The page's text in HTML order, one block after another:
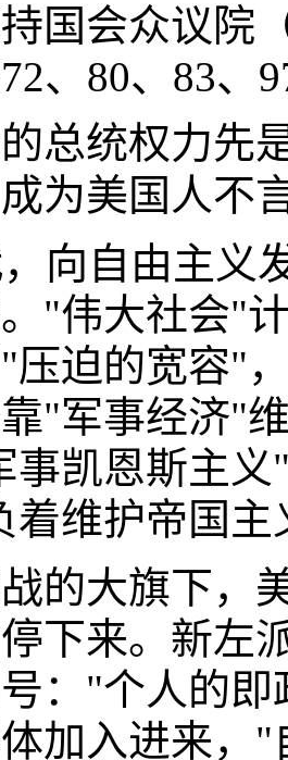
国会众议院
72、80、83
总统权力先
为美国人不
向自由主义
"伟大社会"
压迫的宽容"
"军事经济"
事凯恩斯主
着维护帝国
的大旗下，
下来。新左
："个人的
加入进来，